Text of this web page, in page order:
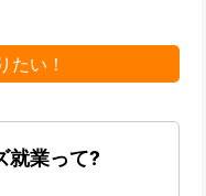
たい！
就業って?